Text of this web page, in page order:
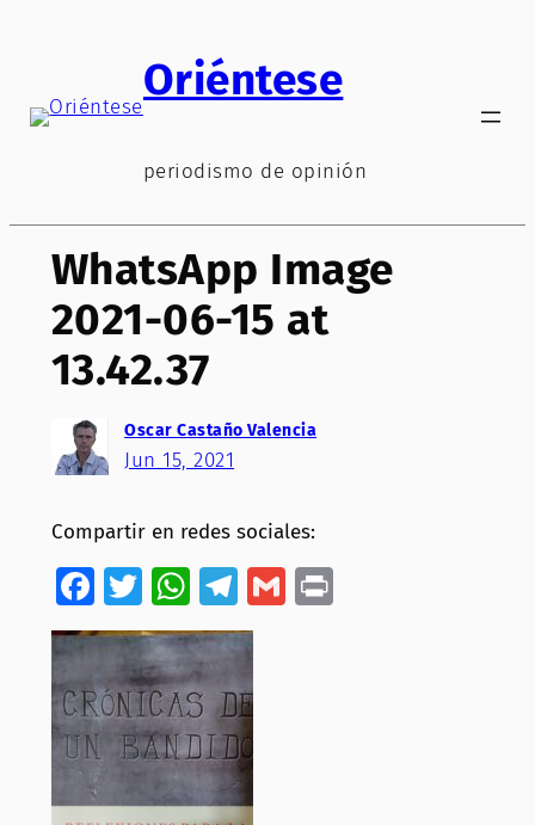
Oriéntese
periodismo de opinión
WhatsApp Image
2021-06-15 at
13.42.37
Oscar Castaño Valencia
Jun 15, 2021
Compartir en redes sociales:
Facebook
Twitter
WhatsApp
Telegram
GmailPrint